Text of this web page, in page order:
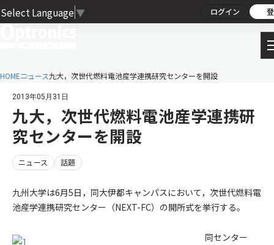
Select Language ▼ ログイン
HOMEニュース九大，次世代燃料電池産学連携研究センターを開設
2013年05月31日
九大，次世代燃料電池産学連携研
究センターを開設
ニュース 話題
九州大学は6月5日，同大伊都キャンパスにおいて，次世代燃料電
池産学連携研究センター（NEXT-FC）の開所式を挙行する。
同センター